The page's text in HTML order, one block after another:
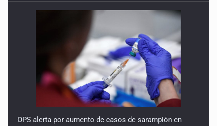
OPS alerta por aumento de casos de sarampión en